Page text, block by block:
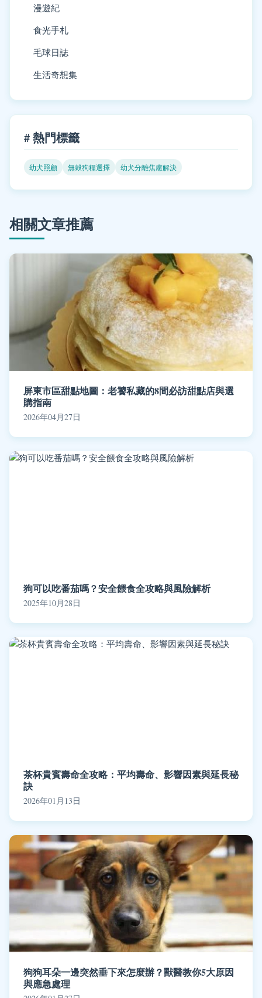
漫遊紀
食光手札
毛球日誌
生活奇想集
# 熱門標籤
幼犬照顧 無穀狗糧選擇 幼犬分離焦慮解決
相關文章推薦
屏東市區甜點地圖：老饕私藏的8間必訪甜點店與選
購指南
2026年04月27日
狗可以吃番茄嗎？安全餵食全攻略與風險解析
2025年10月28日
茶杯貴賓壽命全攻略：平均壽命、影響因素與延長秘
訣
2026年01月13日
狗狗耳朵一邊突然垂下來怎麼辦？獸醫教你5大原因
與應急處理